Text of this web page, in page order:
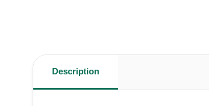
Description